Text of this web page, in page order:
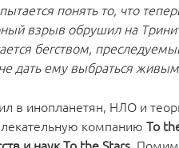
понять то, что
взрыв обрушил на
бегством,
дать ему выбраться
в инопланетян, НЛО и
компанию To